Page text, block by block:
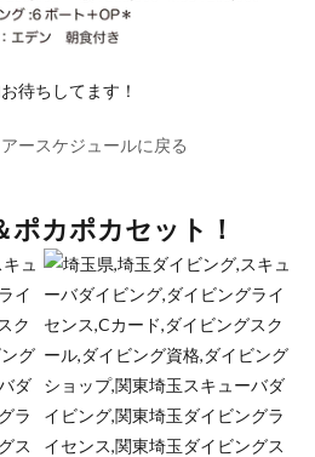
待ちしてます！
ースケジュールに戻る
ポカポカセット！